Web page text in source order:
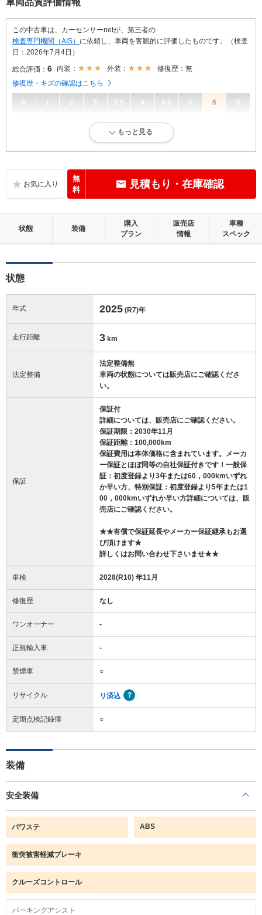
この中古車は、カーセンサーnetが、第三者の
検査専門機関（AIS） に依頼し、車両を客観的に評価したものです。（検査
日：2026年7月4日）
総合評価： 6 内装： 外装：
修復歴：無
修復歴・キズの確認はこちら
R 1 2 3 3.5 4 4.5 5 6 S
新車登録後36ヶ月未満、走行距離3万km以下で、内外装にダメージがほ
無キズ、もしくは傷みや汚れなどがほぼない、とても綺麗な状態です。
外装：
無キズ、もしくはキズやヘコミなどがほぼない、とても綺麗な状態で
修復歴：無
もっと見る
無
料
見積もり・在庫確認
状態 装備
購入
プラン
販売店
情報
車種
スペック
状態
年式 2025 (R7)年
走行距離 3 km
法定整備
法定整備無
車両の状態については販売店にご確認くださ
い。
保証
保証付
詳細については、販売店にご確認ください。
保証期限：2030年11月
保証距離：100,000km
保証費用は本体価格に含まれています。メーカ
ー保証とほぼ同等の自社保証付きです！一般保
証：初度登録より3年または60，000kmいずれ
か早い方、特別保証：初度登録より5年または1
00，000kmいずれか早い方詳細については、販
売店にご確認ください。
★★有償で保証延長やメーカー保証継承もお選
び頂けます★
詳しくはお問い合わせ下さいませ★★
車検 2028(R10) 年11月
修復歴 なし
ワンオーナー -
正規輸入車 -
禁煙車 ○
リサイクル リ済込
定期点検記録簿 ○
装備
安全装備
パワステ ABS
衝突被害軽減ブレーキ
クルーズコントロール
パーキングアシスト